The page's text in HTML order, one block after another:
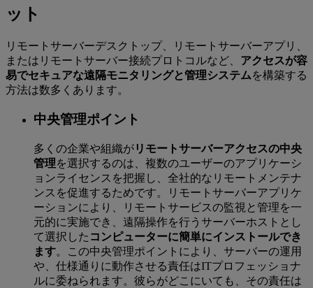
ット
リモートサーバーデスクトップ、リモートサーバーアプリ、
またはリモートサーバー接続プロトコルなど、 アクセスが容
易でセキュアな遠隔モニタリングと管理システムを構築する
方法は数多くあります。
中央管理ポイント
多くの企業や組織がリモートサーバーアクセスの中央
管理を選択するのは、複数のユーザーのアプリケーシ
ョンライセンスを把握し、全社的なリモートメンテナ
ンスを促進するためです。リモートサーバーアプリケ
ーションにより、リモートサービスの監視と管理を一
元的に実施でき、遠隔操作を行うサーバーホストとし
て選択した コンピューターに簡単にインストールでき
ます。この中央管理ポイントにより、サーバーの運用
や、仕様通りに動作させる責任はITプロフェッショナ
ルに委ねられます。彼らがどこにいても、その責任は